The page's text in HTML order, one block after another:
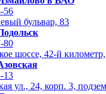
56
бульвар, 83
80
шоссе, 42-й километр,
13
ул., 24, корп. 3,